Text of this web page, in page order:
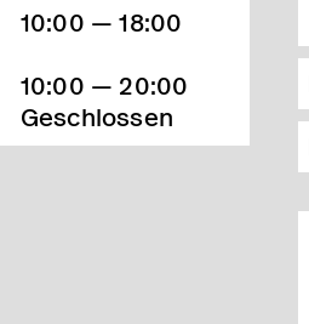
10:00 — 18:00
10:00 — 20:00
Geschlossen